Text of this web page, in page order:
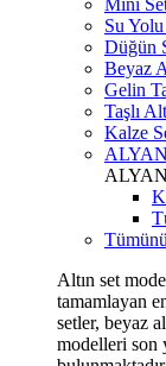
Mini
Su
Düğün
Beyaz
Gelin
Taşlı
Kalze
Altın set
tamamlayan
setler, beyaz
modelleri son